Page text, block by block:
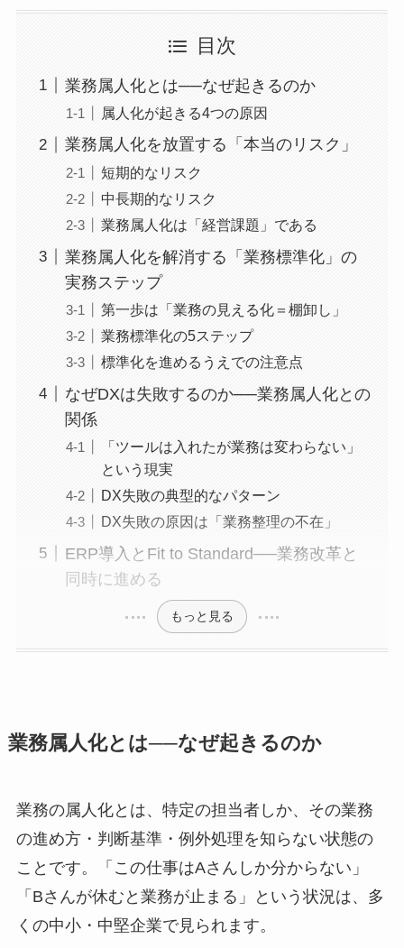
目次
業務属人化とは──なぜ起きるのか
属人化が起きる4つの原因
業務属人化を放置する「本当のリスク」
短期的なリスク
中長期的なリスク
業務属人化は「経営課題」である
業務属人化を解消する「業務標準化」の
実務ステップ
第一歩は「業務の見える化＝棚卸し」
業務標準化の5ステップ
標準化を進めるうえでの注意点
なぜDXは失敗するのか──業務属人化との
関係
「ツールは入れたが業務は変わらない」
という現実
DX失敗の典型的なパターン
DX失敗の原因は「業務整理の不在」
ERP導入とFit to Standard──業務改革と
同時に進める
もっと見る
業務属人化とは──なぜ起きるのか
業務の属人化とは、特定の担当者しか、その業務
の進め方・判断基準・例外処理を知らない状態の
ことです。「この仕事はAさんしか分からない」
「Bさんが休むと業務が止まる」という状況は、多
くの中小・中堅企業で見られます。